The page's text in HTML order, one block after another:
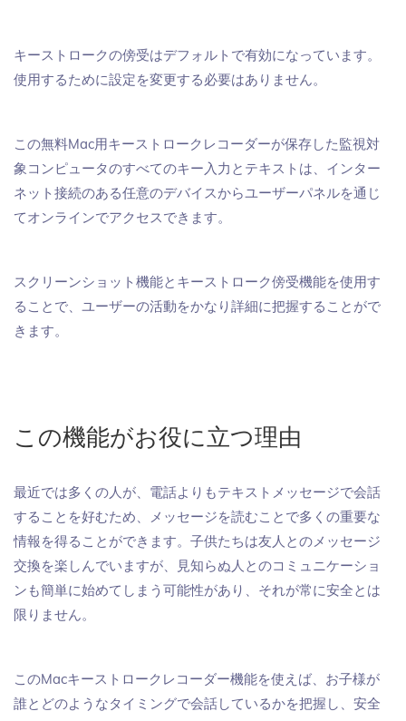
キーストロークの傍受はデフォルトで有効になっています。
使用するために設定を変更する必要はありません。
この無料Mac用キーストロークレコーダーが保存した監視対
象コンピュータのすべてのキー入力とテキストは、インター
ネット接続のある任意のデバイスからユーザーパネルを通じ
てオンラインでアクセスできます。
スクリーンショット機能とキーストローク傍受機能を使用す
ることで、ユーザーの活動をかなり詳細に把握することがで
きます。
この機能がお役に立つ理由
最近では多くの人が、電話よりもテキストメッセージで会話
することを好むため、メッセージを読むことで多くの重要な
情報を得ることができます。子供たちは友人とのメッセージ
交換を楽しんでいますが、見知らぬ人とのコミュニケーショ
ンも簡単に始めてしまう可能性があり、それが常に安全とは
限りません。
このMacキーストロークレコーダー機能を使えば、お子様が
誰とどのようなタイミングで会話しているかを把握し、安全